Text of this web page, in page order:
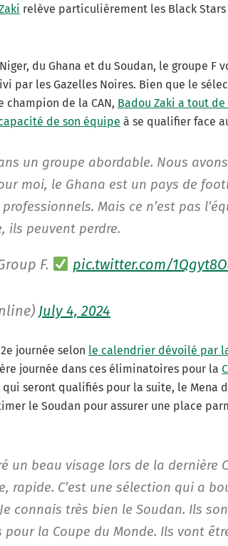
relève particulièrement les Black
du Ghana et du Soudan, le groupe
par les Gazelles Noires. Bien que le
de la CAN, Badou Zaki a tout
de son équipe à se qualifier face
un groupe abordable. Nous
moi, le Ghana est un pays de
Mais ce n’est pas
ils peuvent perdre.
F. pic.twitter.com/
July 4, 2024
e journée selon le calendrier dévoilé par la
journée dans ces éliminatoires pour la
seront qualifiés pour la suite, le Mena
le Soudan pour assurer une place
un beau visage lors de la dernière
rapide. C’est une sélection qui a
Je connais très bien le Soudan. Ils
la Coupe du Monde. Ils vont